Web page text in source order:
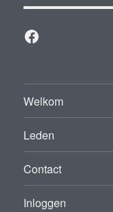
Facebook
Welkom
Leden
Contact
Inloggen